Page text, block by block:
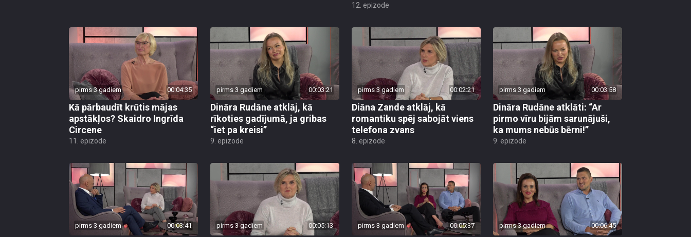
12. epizode
pirms 3 gadiem 00:04:35
Kā pārbaudīt krūtis mājas
apstākļos? Skaidro Ingrīda
Circene
11. epizode
pirms 3 gadiem 00:03:21
Dināra Rudāne atklāj, kā
rīkoties gadījumā, ja gribas
“iet pa kreisi”
9. epizode
pirms 3 gadiem 00:02:21
Diāna Zande atklāj, kā
romantiku spēj sabojāt viens
telefona zvans
8. epizode
pirms 3 gadiem 00:03:58
Dināra Rudāne atklāti: “Ar
pirmo vīru bijām sarunājuši,
ka mums nebūs bērni!”
9. epizode
pirms 3 gadiem 00:03:41 pirms 3 gadiem 00:05:13 pirms 3 gadiem 00:05:37 pirms 3 gadiem 00:06:45